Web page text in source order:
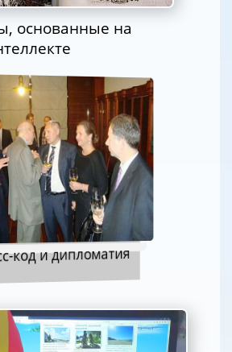
основанные на
код и дипломатия